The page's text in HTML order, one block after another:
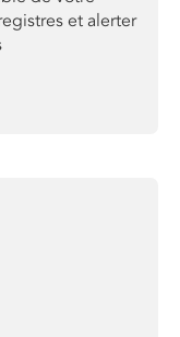
et alerter